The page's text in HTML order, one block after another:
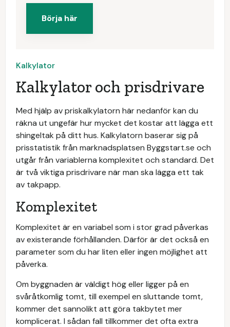
Börja här
Kalkylator
Kalkylator och prisdrivare
Med hjälp av priskalkylatorn här nedanför kan du
räkna ut ungefär hur mycket det kostar att lägga ett
shingeltak på ditt hus. Kalkylatorn baserar sig på
prisstatistik från marknadsplatsen Byggstart.se och
utgår från variablerna komplexitet och standard. Det
är två viktiga prisdrivare när man ska lägga ett tak
av takpapp.
Komplexitet
Komplexitet är en variabel som i stor grad påverkas
av existerande förhållanden. Därför är det också en
parameter som du har liten eller ingen möjlighet att
påverka.
Om byggnaden är väldigt hög eller ligger på en
svåråtkomlig tomt, till exempel en sluttande tomt,
kommer det sannolikt att göra takbytet mer
komplicerat. I sådan fall tillkommer det ofta extra